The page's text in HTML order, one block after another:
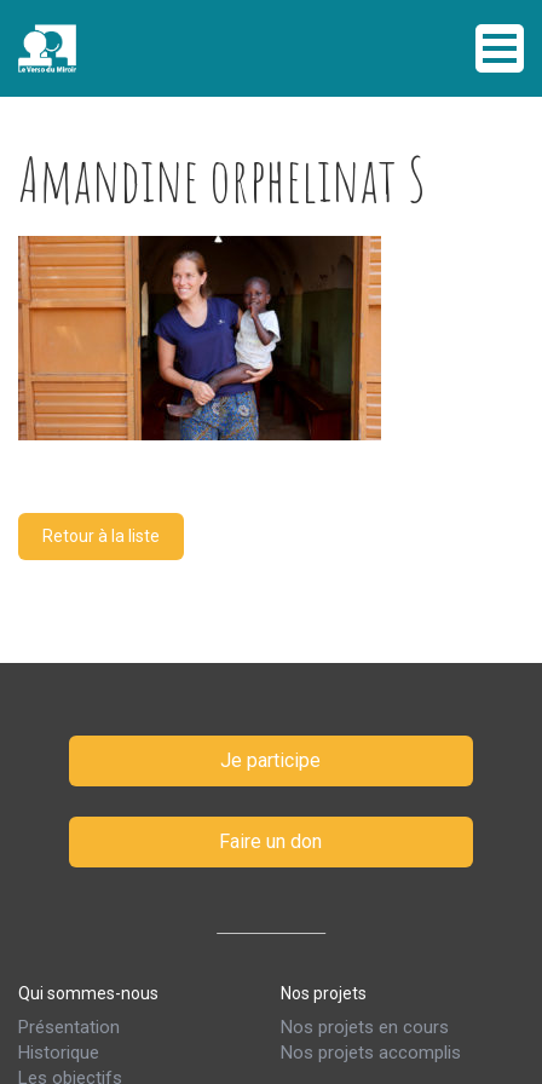
Amandine orphelinat S
Retour à la liste
Je participe
Faire un don
Qui sommes-nous
Présentation
Historique
Les objectifs
Nos projets
Nos projets en cours
Nos projets accomplis